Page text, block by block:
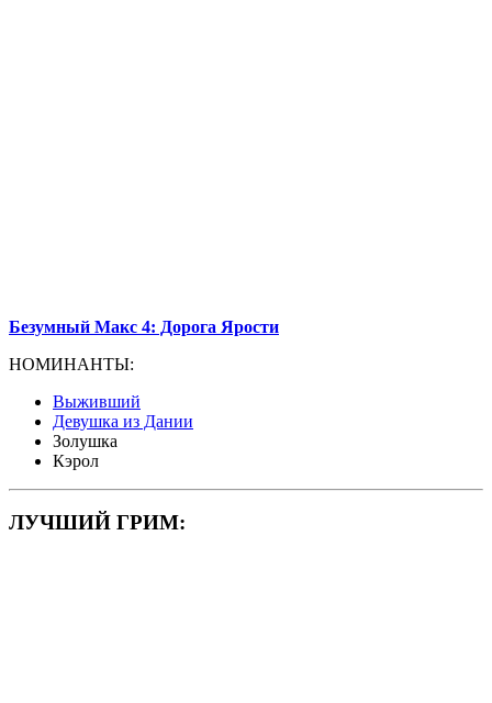
Безумный Макс 4: Дорога Ярости
НОМИНАНТЫ:
Выживший
Девушка из Дании
Золушка
Кэрол
ЛУЧШИЙ ГРИМ: